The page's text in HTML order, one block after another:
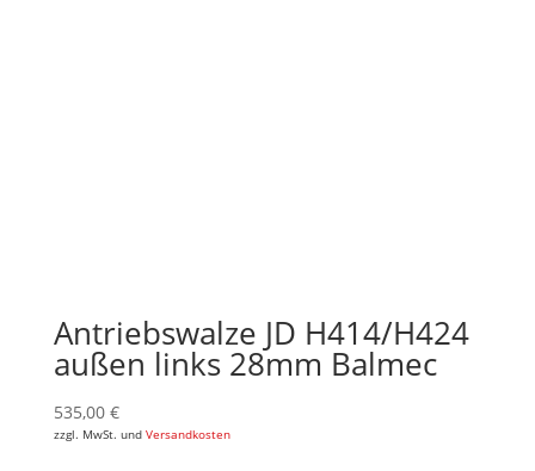
Antriebswalze JD H414/H424
außen links 28mm Balmec
535,00 €
zzgl. MwSt. und Versandkosten